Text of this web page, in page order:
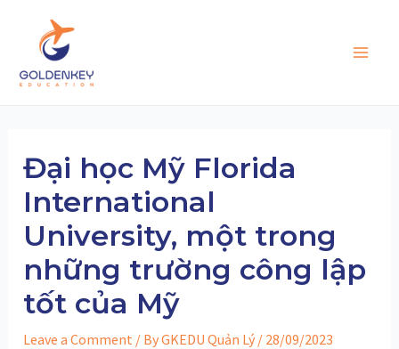
content
Đại học Mỹ Florida
International
University, một trong
những trường công lập
tốt của Mỹ
Leave a Comment / ByGKEDU Quản Lý / 28/09/2023